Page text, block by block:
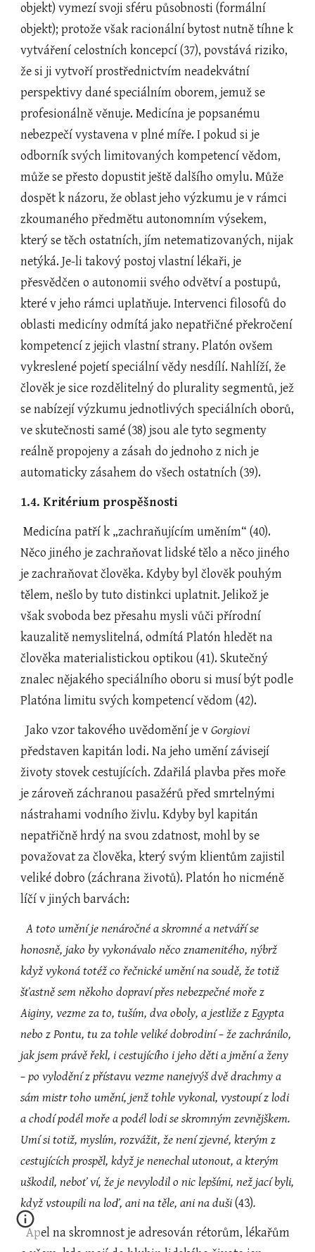
objekt) vymezí svoji sféru působnosti (formální
objekt); protože však racionální bytost nutně tíhne k
vytváření celostních koncepcí (37), povstává riziko,
že si ji vytvoří prostřednictvím neadekvátní
perspektivy dané speciálním oborem, jemuž se
profesionálně věnuje. Medicína je popsanému
nebezpečí vystavena v plné míře. I pokud si je
odborník svých limitovaných kompetencí vědom,
může se přesto dopustit ještě dalšího omylu. Může
dospět k názoru, že oblast jeho výzkumu je v rámci
zkoumaného předmětu autonomním výsekem,
který se těch ostatních, jím netematizovaných, nijak
netýká. Je-li takový postoj vlastní lékaři, je
přesvědčen o autonomii svého odvětví a postupů,
které v jeho rámci uplatňuje. Intervenci filosofů do
oblasti medicíny odmítá jako nepatřičné překročení
kompetencí z jejich vlastní strany. Platón ovšem
vykreslené pojetí speciální vědy nesdílí. Nahlíží, že
člověk je sice rozdělitelný do plurality segmentů, jež
se nabízejí výzkumu jednotlivých speciálních oborů,
ve skutečnosti samé (38) jsou ale tyto segmenty
reálně propojeny a zásah do jednoho z nich je
automaticky zásahem do všech ostatních (39).
1.4. Kritérium prospěšnosti
Medicína patří k „zachraňujícím uměním“ (40).
Něco jiného je zachraňovat lidské tělo a něco jiného
je zachraňovat člověka. Kdyby byl člověk pouhým
tělem, nešlo by tuto distinkci uplatnit. Jelikož je
však svoboda bez přesahu mysli vůči přírodní
kauzalitě nemyslitelná, odmítá Platón hledět na
člověka materialistickou optikou (41). Skutečný
znalec nějakého speciálního oboru si musí být podle
Platóna limitu svých kompetencí vědom (42).
  Jako vzor takového uvědomění je v
Gorgiovi
představen kapitán lodi. Na jeho umění závisejí
životy stovek cestujících. Zdařilá plavba přes moře
je zároveň záchranou pasažérů před smrtelnými
nástrahami vodního živlu. Kdyby byl kapitán
nepatřičně hrdý na svou zdatnost, mohl by se
považovat za člověka, který svým klientům zajistil
veliké dobro (záchrana životů). Platón ho nicméně
líčí v jiných barvách:
A toto umění je nenáročné a skromné a netváří se
honosně, jako by vykonávalo něco znamenitého, nýbrž
když vykoná totéž co řečnické umění na soudě, že totiž
šťastně sem někoho dopraví přes nebezpečné moře z
Aiginy, vezme za to, tuším, dva oboly, a jestliže z Egypta
nebo z Pontu, tu za tohle veliké dobrodiní – že zachránilo,
jak jsem právě řekl, i cestujícího i jeho děti a jmění a ženy
– po vylodění z přístavu vezme nanejvýš dvě drachmy a
sám mistr toho umění, jenž tohle vykonal, vystoupí z lodi
a chodí podél moře a podél lodi se skromným zevnějškem.
Umí si totiž, myslím, rozvážit, že není zjevné, kterým z
cestujících prospěl, když je nenechal utonout, a kterým
uškodil, neboť ví, že je nevylodil o nic lepšími, než jací byli,
když vstoupili na loď, ani na těle, ani na duši (43).
  Apel na skromnost je adresován rétorům, lékařům